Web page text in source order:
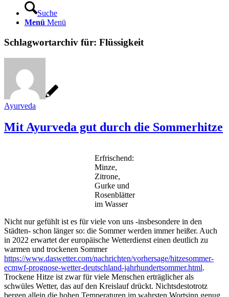
Suche
Menü Menü
Schlagwortarchiv für: Flüssigkeit
Ayurveda
Mit Ayurveda gut durch die Sommerhitze
Erfrischend:
Minze,
Zitrone,
Gurke und
Rosenblätter
im Wasser
Nicht nur gefühlt ist es für viele von uns -insbesondere in den
Städten- schon länger so: die Sommer werden immer heißer. Auch
in 2022 erwartet der europäische Wetterdienst einen deutlich zu
warmen und trockenen Sommer
https://www.daswetter.com/nachrichten/vorhersage/hitzesommer-
ecmwf-prognose-wetter-deutschland-jahrhundertsommer.html.
Trockene Hitze ist zwar für viele Menschen erträglicher als
schwüles Wetter, das auf den Kreislauf drückt. Nichtsdestotrotz